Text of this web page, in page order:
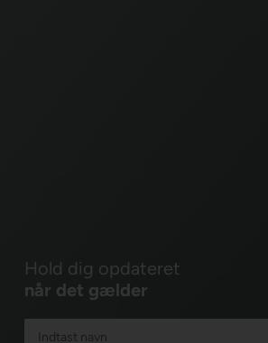
Hold dig opdateret
når det gælder